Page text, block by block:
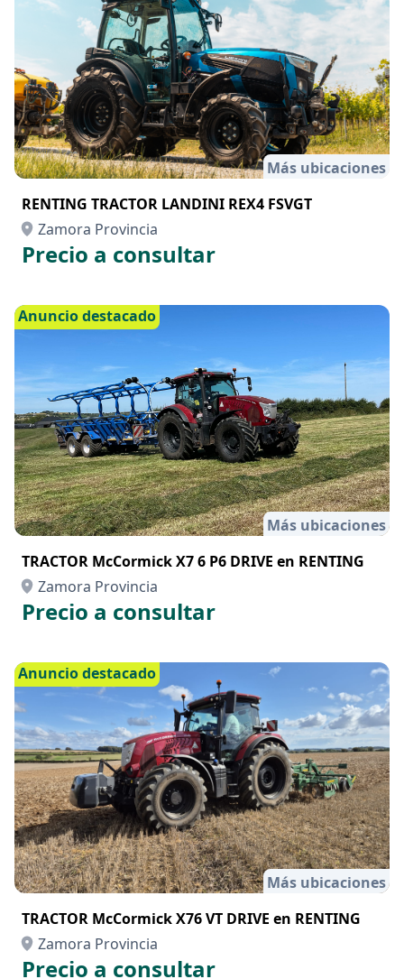
Más ubicaciones
RENTING TRACTOR LANDINI REX4 FSVGT
Zamora Provincia
Precio a consultar
Anuncio destacado
Más ubicaciones
TRACTOR McCormick X7 6 P6 DRIVE en RENTING
Zamora Provincia
Precio a consultar
Anuncio destacado
Más ubicaciones
TRACTOR McCormick X76 VT DRIVE en RENTING
Zamora Provincia
Precio a consultar